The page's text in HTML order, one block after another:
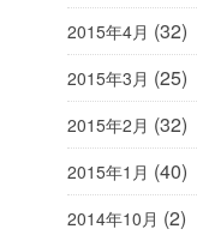
2015年4月 (32)
2015年3月 (25)
2015年2月 (32)
2015年1月 (40)
2014年10月 (2)